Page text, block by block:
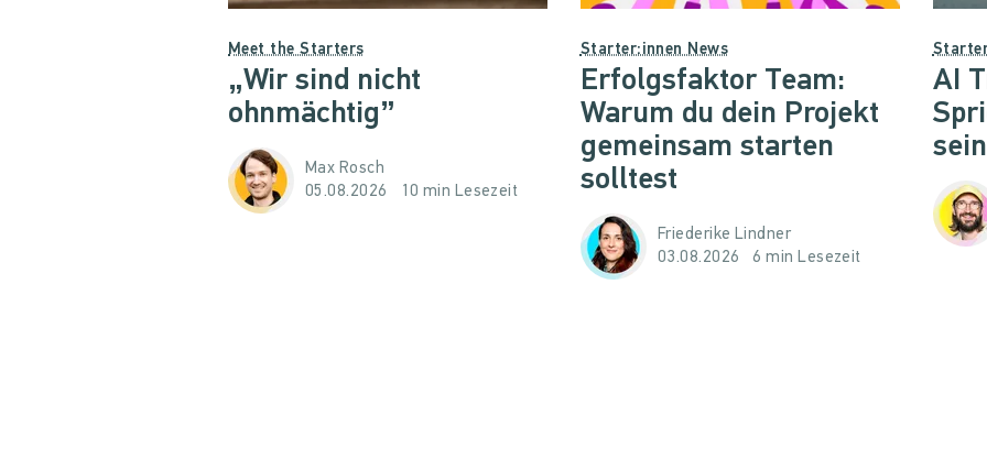
Meet the Starters
„Wir sind nicht
ohnmächtig”
Max Rosch
05.08.2026
10 min Lesezeit
Starter:innen News
Erfolgsfaktor Team:
Warum du dein Projekt
gemeinsam starten
solltest
Friederike Lindner
03.08.2026
6 min Lesezeit
AI